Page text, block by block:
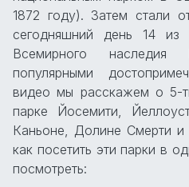
1872 году). Затем стали
сегодняшний день 14
Всемирного
популярными
видео мы расскажем о 5-
парке Йосемити,
Каньоне, Долине Смерти и
как посетить эти парки в
посмотреть: